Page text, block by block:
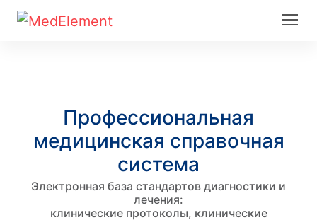
Профессиональная
медицинская справочная
система
Электронная база стандартов диагностики и
лечения:
клинические протоколы, клинические